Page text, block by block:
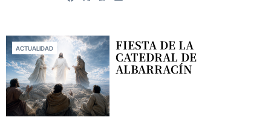
ACTUALIDAD FIESTA DE LA
CATEDRAL DE
ALBARRACÍN